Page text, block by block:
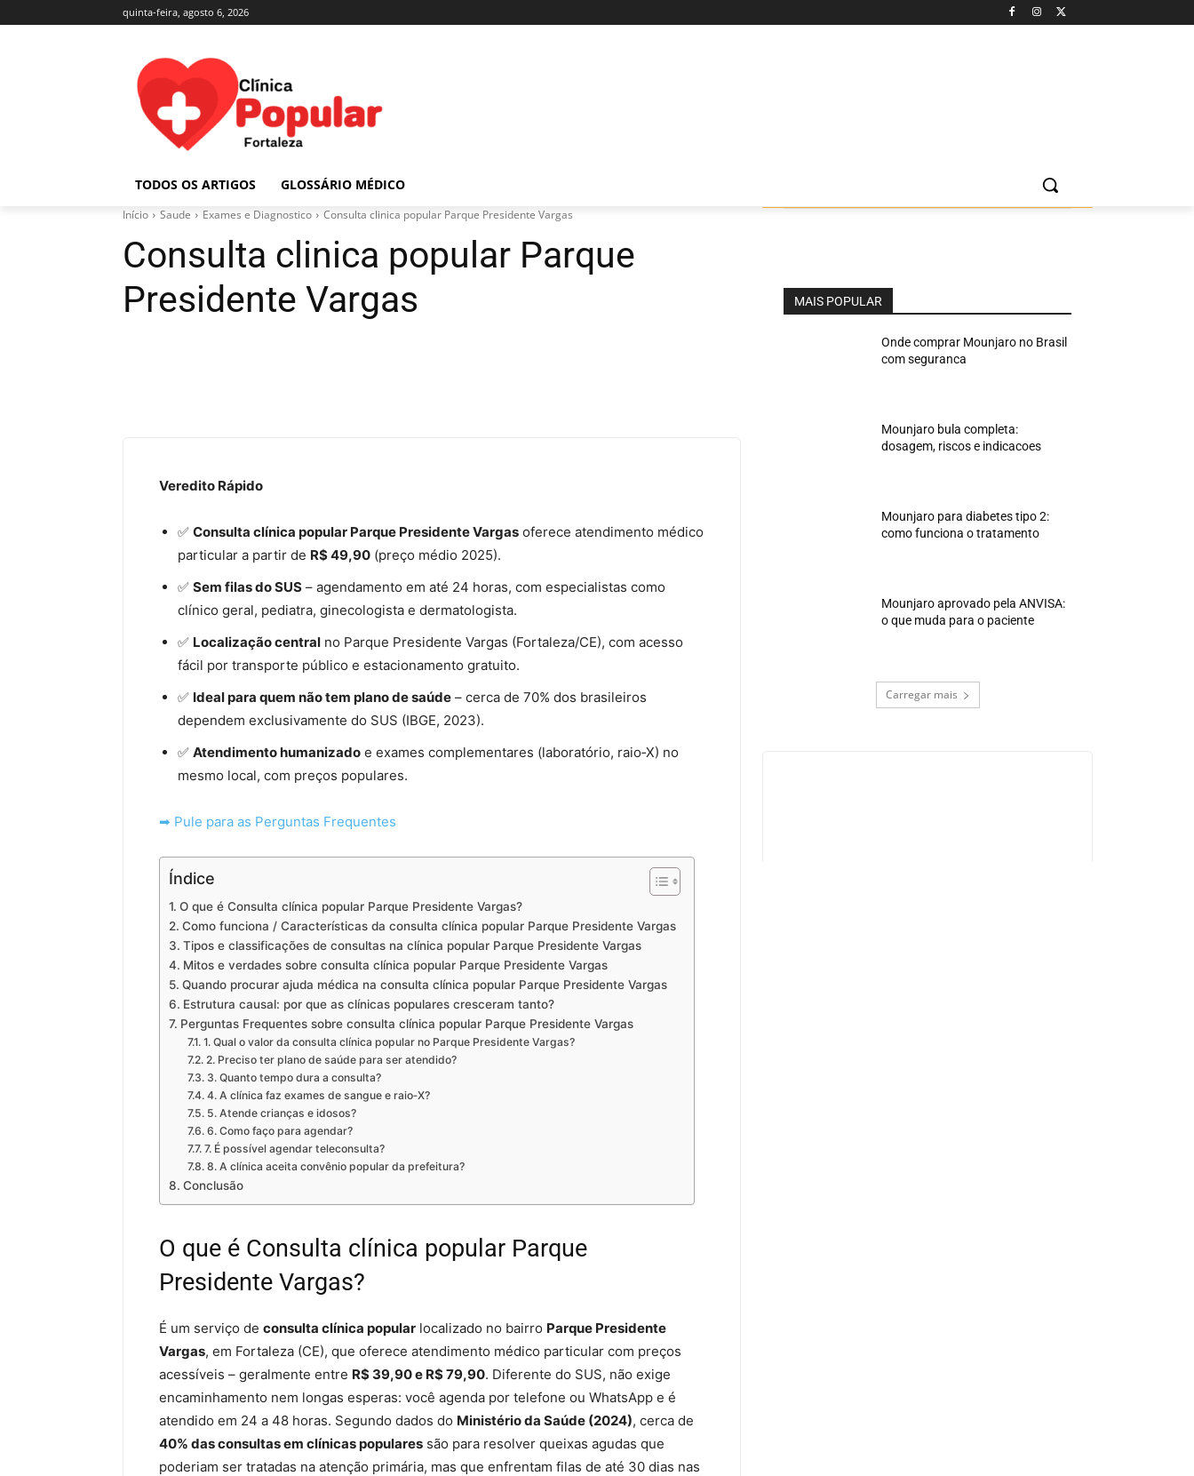
quinta-feira, agosto 6, 2026
TODOS OS ARTIGOS GLOSSÁRIO MÉDICO
Início Saude Exames e Diagnostico Consulta clinica popular Parque Presidente Vargas
Consulta clinica popular Parque
Presidente Vargas
Veredito Rápido
✅ Consulta clínica popular Parque Presidente Vargas oferece atendimento médico
particular a partir de R$ 49,90 (preço médio 2025).
✅ Sem filas do SUS – agendamento em até 24 horas, com especialistas como
clínico geral, pediatra, ginecologista e dermatologista.
✅ Localização central no Parque Presidente Vargas (Fortaleza/CE), com acesso
fácil por transporte público e estacionamento gratuito.
✅ Ideal para quem não tem plano de saúde – cerca de 70% dos brasileiros
dependem exclusivamente do SUS (IBGE, 2023).
✅ Atendimento humanizado e exames complementares (laboratório, raio‑X) no
mesmo local, com preços populares.
➡ Pule para as Perguntas Frequentes
Índice
O que é Consulta clínica popular Parque Presidente Vargas?
Como funciona / Características da consulta clínica popular Parque Presidente Vargas
Tipos e classificações de consultas na clínica popular Parque Presidente Vargas
Mitos e verdades sobre consulta clínica popular Parque Presidente Vargas
Quando procurar ajuda médica na consulta clínica popular Parque Presidente Vargas
Estrutura causal: por que as clínicas populares cresceram tanto?
Perguntas Frequentes sobre consulta clínica popular Parque Presidente Vargas
1. Qual o valor da consulta clínica popular no Parque Presidente Vargas?
2. Preciso ter plano de saúde para ser atendido?
3. Quanto tempo dura a consulta?
4. A clínica faz exames de sangue e raio‑X?
5. Atende crianças e idosos?
6. Como faço para agendar?
7. É possível agendar teleconsulta?
8. A clínica aceita convênio popular da prefeitura?
Conclusão
O que é Consulta clínica popular Parque
Presidente Vargas?
É um serviço de consulta clínica popular localizado no bairro Parque Presidente
Vargas, em Fortaleza (CE), que oferece atendimento médico particular com preços
acessíveis – geralmente entre R$ 39,90 e R$ 79,90. Diferente do SUS, não exige
encaminhamento nem longas esperas: você agenda por telefone ou WhatsApp e é
atendido em 24 a 48 horas. Segundo dados do Ministério da Saúde (2024), cerca de
40% das consultas em clínicas populares são para resolver queixas agudas que
poderiam ser tratadas na atenção primária, mas que enfrentam filas de até 30 dias nas
MAIS POPULAR
Onde comprar Mounjaro no Brasil
com seguranca
Mounjaro bula completa:
dosagem, riscos e indicacoes
Mounjaro para diabetes tipo 2:
como funciona o tratamento
Mounjaro aprovado pela ANVISA:
o que muda para o paciente
Carregar mais